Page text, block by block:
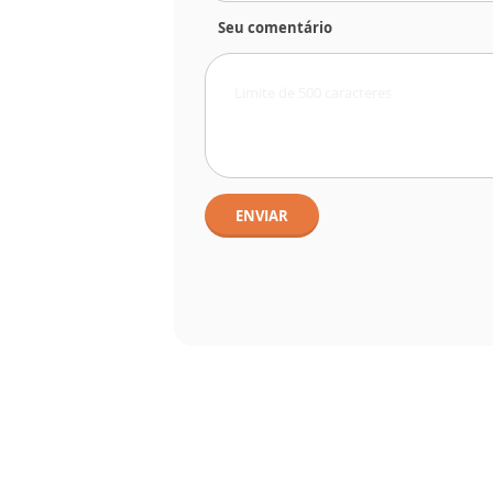
Seu comentário
ENVIAR